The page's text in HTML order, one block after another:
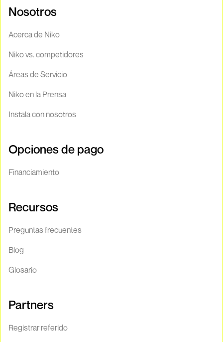
Nosotros
Acerca de Niko
Niko vs. competidores
Áreas de Servicio
Niko en la Prensa
Instala con nosotros
Opciones de pago
Financiamiento
Recursos
Preguntas frecuentes
Blog
Glosario
Partners
Registrar referido